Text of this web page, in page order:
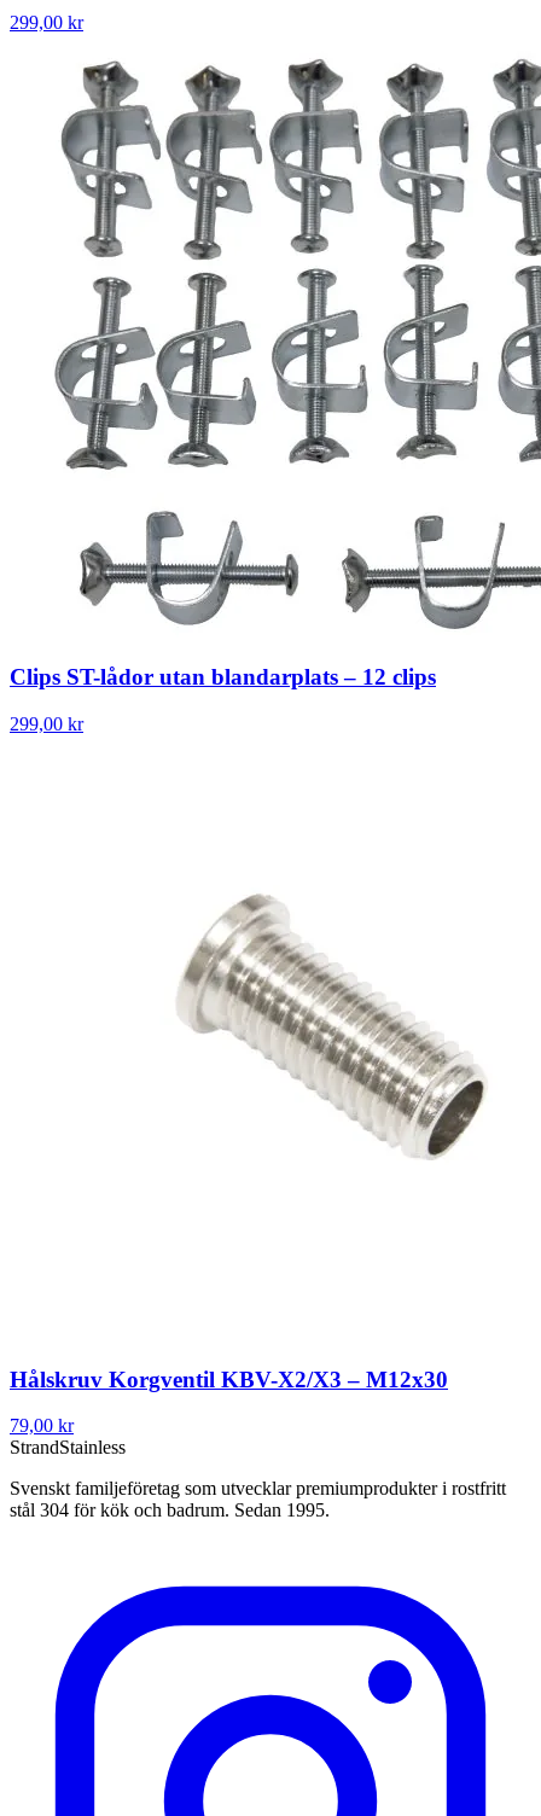
299,00 kr
Clips ST-lådor utan blandarplats – 12 clips
299,00 kr
Hålskruv Korgventil KBV-X2/X3 – M12x30
79,00 kr
StrandStainless
Svenskt familjeföretag som utvecklar premiumprodukter i rostfritt
stål 304 för kök och badrum. Sedan 1995.